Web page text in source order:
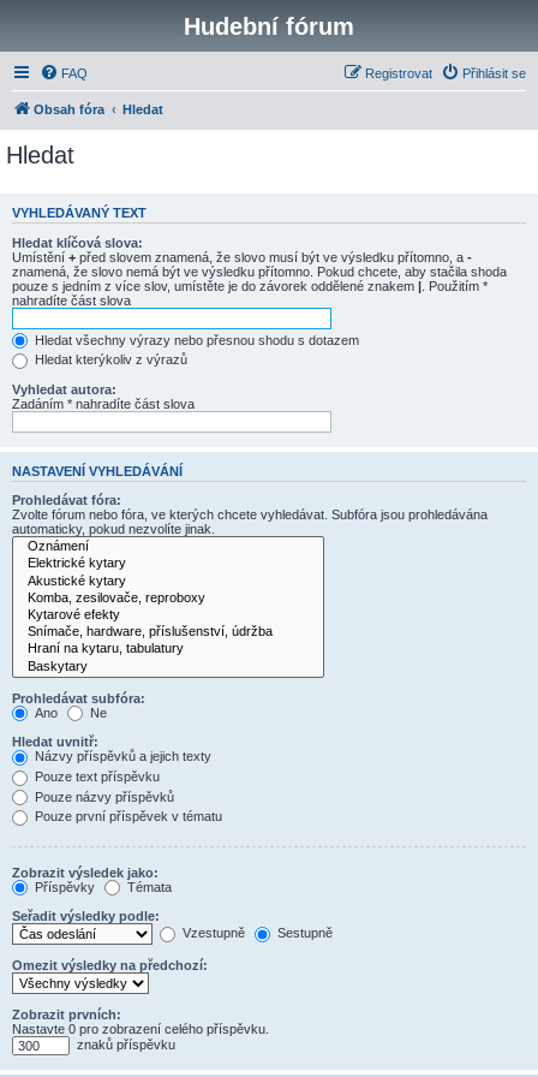
Hudební fórum
FAQ Přihlásit se
Registrovat
Obsah fóra Hledat
Hledat
VYHLEDÁVANÝ TEXT
Hledat klíčová slova:
Umístění + před slovem znamená, že slovo musí být ve výsledku přítomno, a -
znamená, že slovo nemá být ve výsledku přítomno. Pokud chcete, aby stačila shoda
pouze s jedním z více slov, umístěte je do závorek oddělené znakem | . Použitím *
nahradíte část slova
Hledat všechny výrazy nebo přesnou shodu s dotazem
Hledat kterýkoliv z výrazů
Vyhledat autora:
Zadáním * nahradíte část slova
NASTAVENÍ VYHLEDÁVÁNÍ
Prohledávat fóra:
Zvolte fórum nebo fóra, ve kterých chcete vyhledávat. Subfóra jsou prohledávána
automaticky, pokud nezvolíte jinak.
Prohledávat subfóra:
Ano
Ne
Hledat uvnitř:
Názvy příspěvků a jejich texty
Pouze text příspěvku
Pouze názvy příspěvků
Pouze první příspěvek v tématu
Zobrazit výsledek jako:
Příspěvky
Témata
Seřadit výsledky podle:
Vzestupně
Sestupně
Omezit výsledky na předchozí:
Zobrazit prvních:
Nastavte 0 pro zobrazení celého příspěvku.
znaků příspěvku